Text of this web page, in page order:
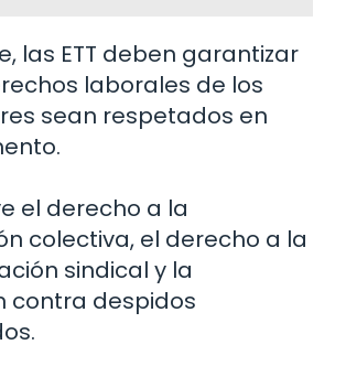
las ETT deben garantizar
laborales de los
sean respetados en
el derecho a la
colectiva, el derecho a la
sindical y la
contra despidos